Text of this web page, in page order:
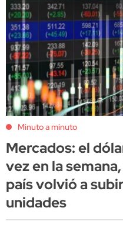
Minuto a minuto
Mercados: el
vez en la
país volvió a
unidades